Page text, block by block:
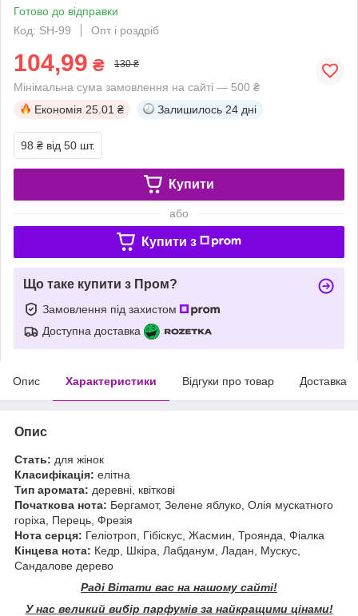
Готово до відправки
Код: SH-99
Опт і роздріб
104,99 ₴ 130 ₴
Мінімальна сума замовлення на сайті — 500 ₴
Економія 25.01 ₴ Залишилось 24 дні
98 ₴ від 50 шт.
Купити
або
Купити з
Що таке купити з Пром?
Замовлення під захистом
Доступна доставка
Опис Характеристики Відгуки про товар Доставка
Опис
Стать: для жінок
Класифікація: елітна
Тип аромата: деревні, квіткові
Початкова нота: Бергамот, Зелене яблуко, Олія мускатного
горіха, Перець, Фрезія
Нота серця: Геліотроп, Гібіскус, Жасмин, Троянда, Фіалка
Кінцева нота: Кедр, Шкіра, Лабданум, Ладан, Мускус,
Сандалове дерево
Раді Вітати вас на нашому сайті!
У нас великий вибір парфумів за найкращими цінами!